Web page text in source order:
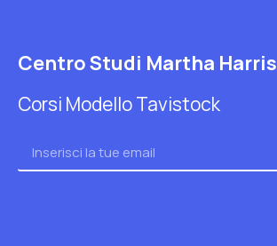
Centro Studi Martha Harris
Corsi Modello Tavistock